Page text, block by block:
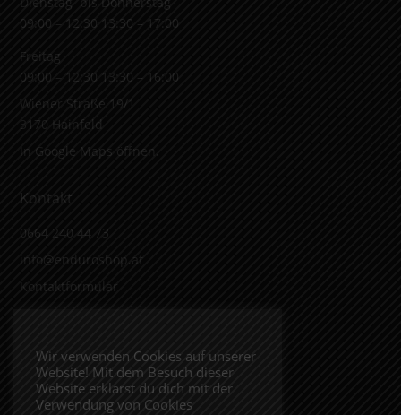
09:00 – 12:30 13:30 – 17:00
Freitag
09:00 – 12:30 13:30 – 16:00
Wiener Straße 19/1
3170 Hainfeld
In Google Maps öffnen.
Kontakt
0664 240 44 73
info@enduroshop.at
Kontaktformular
Impressum
Datenschutzerklärung
Wir verwenden Cookies auf unserer
Website! Mit dem Besuch dieser
Website erklärst du dich mit der
Verwendung von Cookies